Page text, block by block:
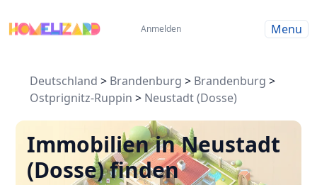
Anmelden Menu
Deutschland > Brandenburg > Brandenburg >
Ostprignitz-Ruppin > Neustadt (Dosse)
Immobilien in Neustadt
(Dosse) finden